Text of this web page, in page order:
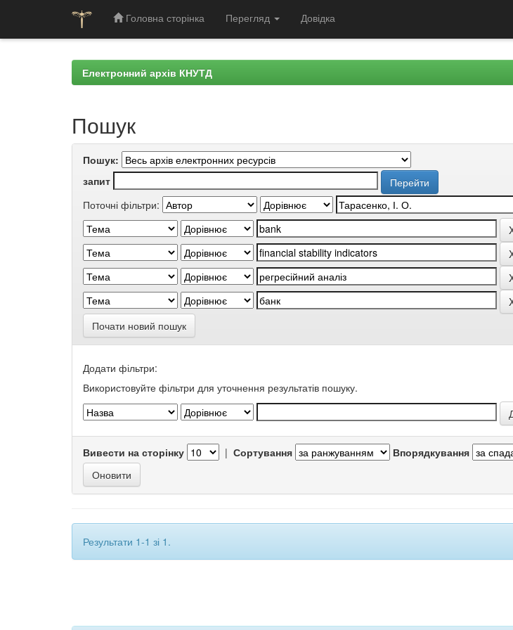
Головна сторінка Перегляд Довідка
Електронний архів КНУТД
Пошук
Пошук:
запит
Поточні фільтри:
Почати новий пошук
Додати фільтри:
Використовуйте фільтри для уточнення результатів пошуку.
Вивести на сторінку | Сортування Впорядкування
Результати 1-1 зі 1.